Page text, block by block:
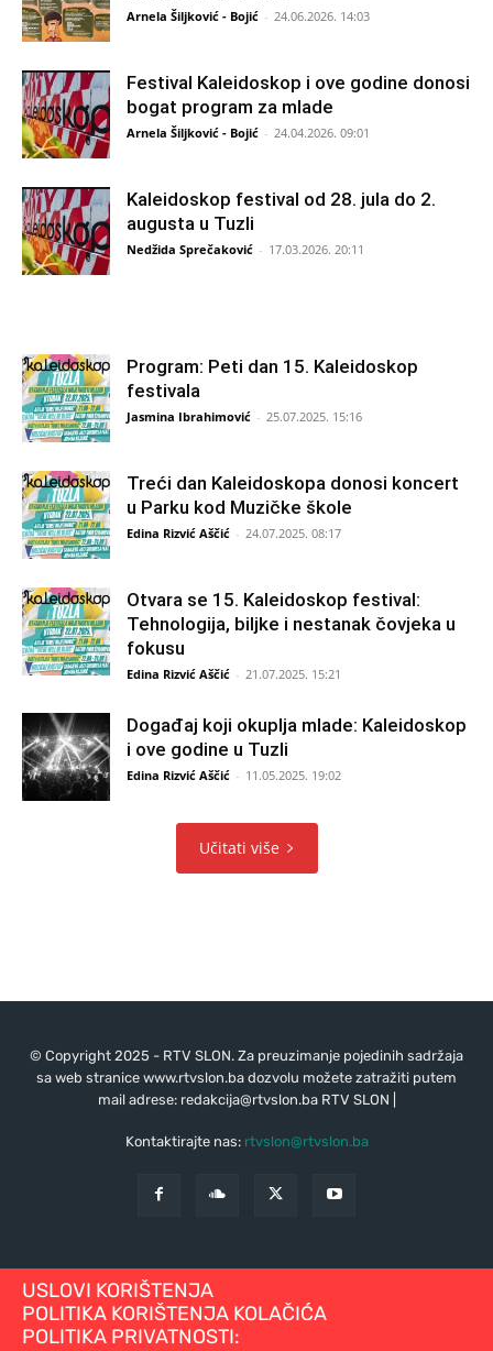
Arnela Šiljković - Bojić - 24.06.2026. 14:03
Festival Kaleidoskop i ove godine donosi
bogat program za mlade
Arnela Šiljković - Bojić - 24.04.2026. 09:01
Kaleidoskop festival od 28. jula do 2.
augusta u Tuzli
Nedžida Sprečaković - 17.03.2026. 20:11
Program: Peti dan 15. Kaleidoskop
festivala
Jasmina Ibrahimović - 25.07.2025. 15:16
Treći dan Kaleidoskopa donosi koncert
u Parku kod Muzičke škole
Edina Rizvić Aščić - 24.07.2025. 08:17
Otvara se 15. Kaleidoskop festival:
Tehnologija, biljke i nestanak čovjeka u
fokusu
Edina Rizvić Aščić - 21.07.2025. 15:21
Događaj koji okuplja mlade: Kaleidoskop
i ove godine u Tuzli
Edina Rizvić Aščić - 11.05.2025. 19:02
Učitati više
© Copyright 2025 - RTV SLON. Za preuzimanje pojedinih sadržaja
sa web stranice www.rtvslon.ba dozvolu možete zatražiti putem
mail adrese: redakcija@rtvslon.baRTV SLON |
Kontaktirajte nas: rtvslon@rtvslon.ba
USLOVI KORIŠTENJA
POLITIKA KORIŠTENJA KOLAČIĆA
POLITIKA PRIVATNOSTI: